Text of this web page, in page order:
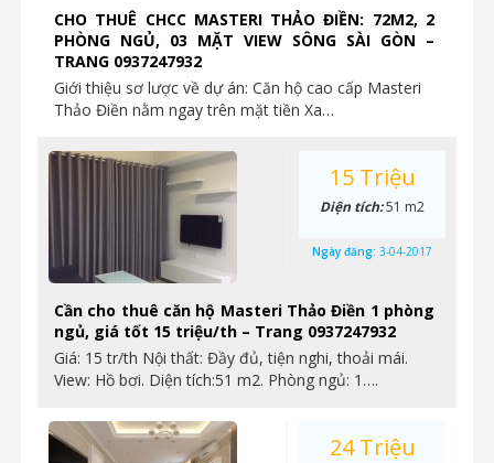
CHO THUÊ CHCC MASTERI THẢO ĐIỀN: 72M2, 2
PHÒNG NGỦ, 03 MẶT VIEW SÔNG SÀI GÒN –
TRANG 0937247932
Giới thiệu sơ lược về dự án: Căn hộ cao cấp Masteri
Thảo Điền nằm ngay trên mặt tiền Xa…
Cần cho thuê căn hộ Masteri Thảo Điền 1 phòng
ngủ, giá tốt 15 triệu/th – Trang 0937247932
Giá: 15 tr/th Nội thất: Đầy đủ, tiện nghi, thoải mái.
View: Hồ bơi. Diện tích:51 m2. Phòng ngủ: 1….
15 Triệu
Diện tích:51 m2
Ngày đăng: 3-04-2017
24 Triệu